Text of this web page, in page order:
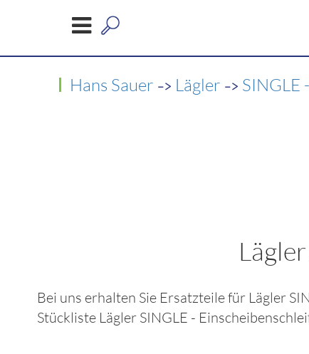
Hans Sauer -> Lägler -> SINGLE
Bei uns erhalten Sie Ersatzteile für Lägler
Stückliste Lägler SINGLE -